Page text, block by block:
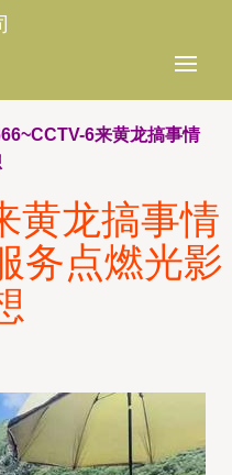
6来黄龙搞事情
黄龙搞事情
务点燃光影